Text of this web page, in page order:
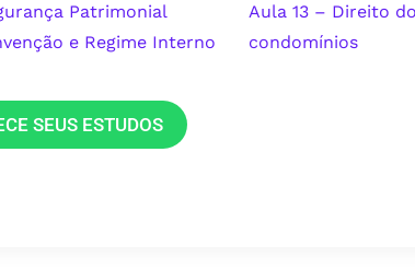
Patrimonial
e Regime Interno
Aula 13 – Direito
condomínios
SEUS ESTUDOS